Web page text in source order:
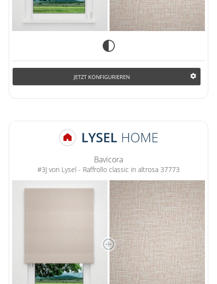
JETZT KONFIGURIEREN
Bavicora
#3J von Lysel - Raffrollo classic in altrosa 37773